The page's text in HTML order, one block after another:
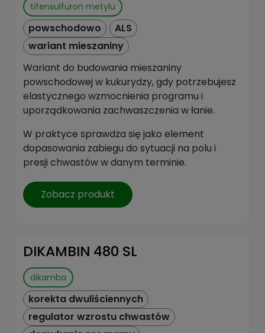
tifensulfuron metylu
powschodowo
ALS
wariant mieszaniny
Wariant do budowania mieszaniny
powschodowej w kukurydzy, gdy potrzebujesz
elastycznego wzmocnienia programu i
uporządkowania zachwaszczenia w łanie.
W praktyce sprawdza się jako element
dopasowania zabiegu do sytuacji na polu i
presji chwastów w danym terminie.
Zobacz produkt
DIKAMBIN 480 SL
dikamba
korekta dwuliściennych
regulator wzrostu chwastów